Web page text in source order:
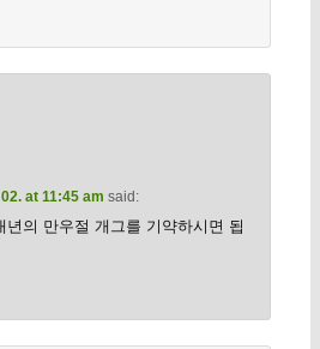
at 11:45 am said:
의 만우절 개그를 기약하시면 됩